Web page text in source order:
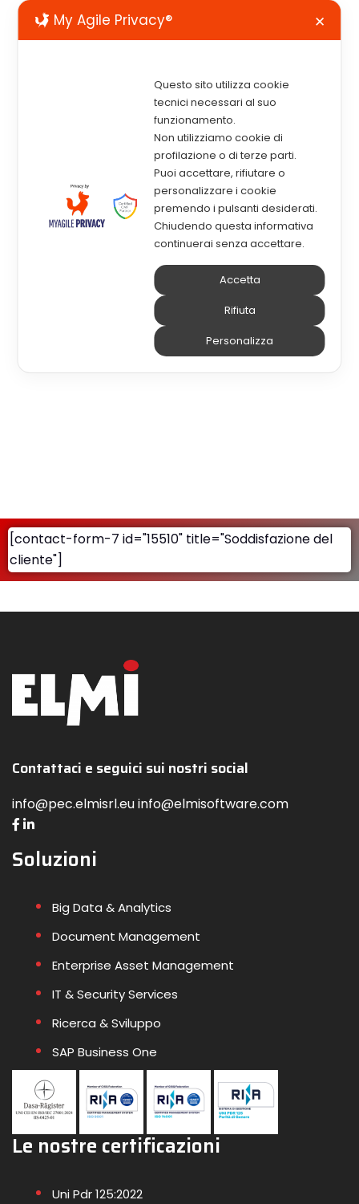
QUESTIONARIO PER LA
VALUTAZIONE DELLA
SODDISFAZIONE DEL CLIENTE
Gentile cliente, al fine di migliorare il
servizio da noi offerto e conoscere la Sua
opinione a riguardo, La preghiamo di
dedicarci pochi minuti del suo tempo per
rispondere alle nostre domande. Grazie
per la collaborazione.
[contact-form-7 id="15510" title="Soddisfazione del
cliente"]
Contattaci e seguici sui nostri social
info@pec.elmisrl.eu info@elmisoftware.com
Soluzioni
Big Data & Analytics
Document Management
Enterprise Asset Management
IT & Security Services
Ricerca & Sviluppo
SAP Business One
Le nostre certificazioni
Uni Pdr 125:2022
My Agile Privacy® ✕
Questo sito utilizza cookie
tecnici necessari al suo
funzionamento.
Non utilizziamo cookie di
profilazione o di terze parti.
Puoi accettare, rifiutare o
personalizzare i cookie
premendo i pulsanti desiderati.
Chiudendo questa informativa
continuerai senza accettare.
Accetta
Rifiuta
Personalizza